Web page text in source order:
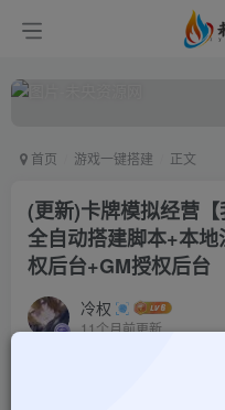
首页 游戏一键搭建 正文
(更新)卡牌模拟经营
全自动搭建脚本+本
权后台+GM授权后台
冷权
11个月前更新